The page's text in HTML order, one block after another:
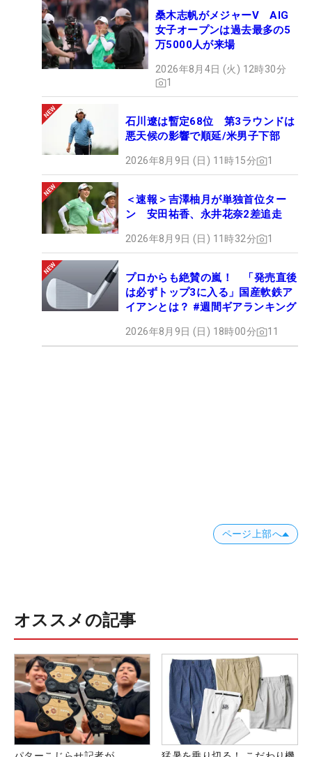
桑木志帆がメジャーV AIG
女子オープンは過去最多の5
万5000人が来場
2026年8月4日 (火) 12時30分
1
石川遼は暫定68位 第3ラウンドは
悪天候の影響で順延/米男子下部
2026年8月9日 (日) 11時15分 1
＜速報＞吉澤柚月が単独首位ター
ン 安田祐香、永井花奈2差追走
2026年8月9日 (日) 11時32分 1
プロからも絶賛の嵐！ 「発売直後
は必ずトップ3に入る」国産軟鉄ア
イアンとは？ #週間ギアランキング
2026年8月9日 (日) 18時00分 11
ページ上部へ
オススメの記事